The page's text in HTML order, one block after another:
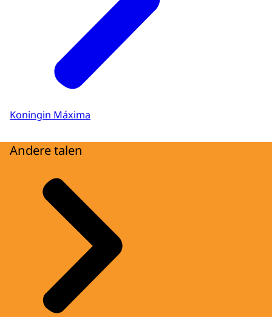
Koningin Máxima
Andere talen